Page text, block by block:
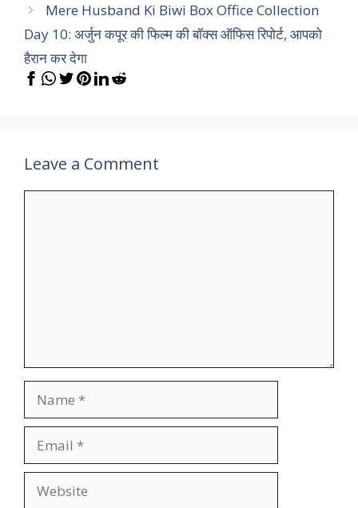
Mere Husband Ki Biwi Box Office Collection
Day 10: अर्जुन कपूर की फिल्म की बॉक्स ऑफिस रिपोर्ट, आपको
हैरान कर देगा
Leave a Comment